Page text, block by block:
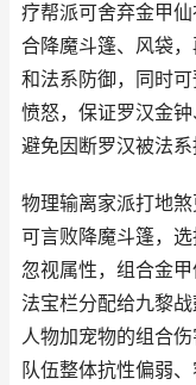
疗帮派可舍弃金甲
合降魔斗篷、风袋
和法系防御，同时
愤怒，保证罗汉金钟
避免因断罗汉被法系
物理输离家派打地
可言败降魔斗篷，
忽视属性，组合金
法宝栏分配给九黎
人物加宠物的组合
队伍整体抗性偏弱